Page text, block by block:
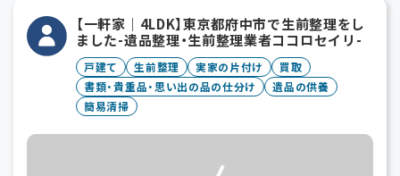
【一軒家｜4LDK】東京都府中市で生前整理をし
ました-遺品整理・生前整理業者ココロセイリ-
戸建て 生前整理 実家の片付け
買取
書類・貴重品・思い出の品の仕分け
遺品の供養
簡易清掃